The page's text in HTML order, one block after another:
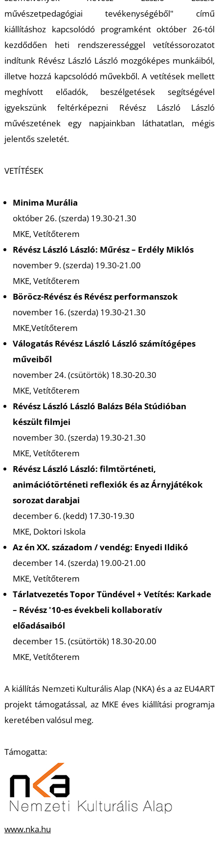
művészetpedagógiai tevékenységéből" című
kiállításhoz kapcsolódó programként október 26-tól
kezdődően heti rendszerességgel vetítéssorozatot
indítunk Révész László László mozgóképes munkáiból,
illetve hozzá kapcsolódó művekből. A vetítések mellett
meghívott előadók, beszélgetések segítségével
igyekszünk feltérképezni Révész László László
művészetének egy napjainkban láthatatlan, mégis
jelentős szeletét.
VETÍTÉSEK
Minima Murália
október 26. (szerda) 19.30-21.30
MKE, Vetítőterem
Révész László László: Műrész – Erdély Miklós
november 9. (szerda) 19.30-21.00
MKE, Vetítőterem
Böröcz-Révész és Révész performanszok
november 16. (szerda) 19.30-21.30
MKE,Vetítőterem
Válogatás Révész László László számítógépes
műveiből
november 24. (csütörtök) 18.30-20.30
MKE, Vetítőterem
Révész László László Balázs Béla Stúdióban
készült filmjei
november 30. (szerda) 19.30-21.30
MKE, Vetítőterem
Révész László László: filmtörténeti,
animációtörténeti reflexiók és az Árnyjátékok
sorozat darabjai
december 6. (kedd) 17.30-19.30
MKE, Doktori Iskola
Az én XX. századom / vendég: Enyedi Ildikó
december 14. (szerda) 19.00-21.00
MKE, Vetítőterem
Tárlatvezetés Topor Tündével + Vetítés: Karkade
– Révész '10-es évekbeli kollaboratív
előadásaiból
december 15. (csütörtök) 18.30-20.00
MKE, Vetítőterem
A kiállítás Nemzeti Kulturális Alap (NKA) és a az EU4ART
projekt támogatással, az MKE éves kiállítási programja
keretében valósul meg.
Támogatta:
www.nka.hu